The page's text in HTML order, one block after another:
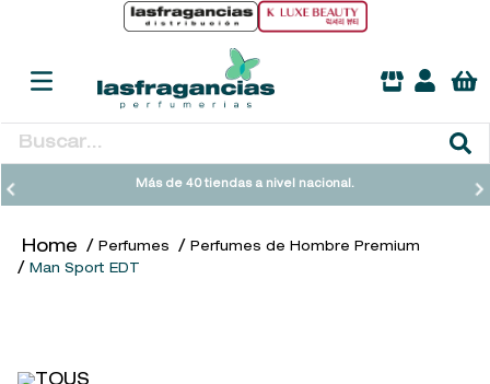
Buscar...
Más de 40 tiendas a nivel nacional.
Perfumes
Perfumes de Hombre Premium
Man Sport EDT
TÉRMINOS MÁS BUSCADOS
2 .
sol ipanema
5.
flowerbomb